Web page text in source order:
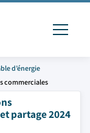
d’énergie
commerciales
partage 2024